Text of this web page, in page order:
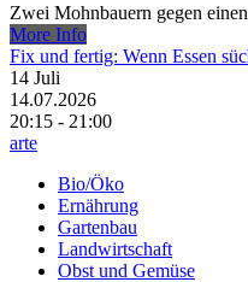
Zwei Mohnbauern gegen
More Info
Fix und fertig: Wenn Essen
14 Juli
14.07.2026
20:15 - 21:00
arte
Bio/Öko
Ernährung
Gartenbau
Landwirtschaft
Obst und Gemüse